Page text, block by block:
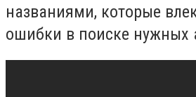
названиями, которые
ошибки в поиске нужных